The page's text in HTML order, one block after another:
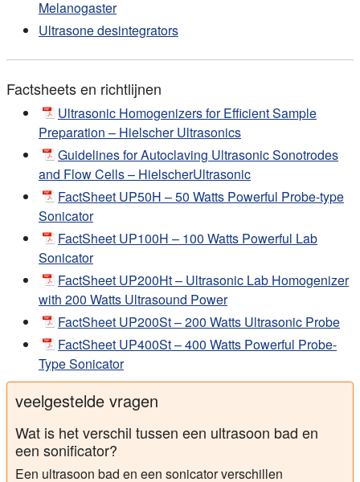
Melanogaster
Ultrasone desintegrators
Factsheets en richtlijnen
Ultrasonic Homogenizers for Efficient Sample
Preparation – Hielscher Ultrasonics
Guidelines for Autoclaving Ultrasonic Sonotrodes
and Flow Cells – HielscherUltrasonic
FactSheet UP50H – 50 Watts Powerful Probe-type
Sonicator
FactSheet UP100H – 100 Watts Powerful Lab
Sonicator
FactSheet UP200Ht – Ultrasonic Lab Homogenizer
with 200 Watts Ultrasound Power
FactSheet UP200St – 200 Watts Ultrasonic Probe
FactSheet UP400St – 400 Watts Powerful Probe-
Type Sonicator
veelgestelde vragen
Wat is het verschil tussen een ultrasoon bad en
een sonificator?
Een ultrasoon bad en een sonicator verschillen